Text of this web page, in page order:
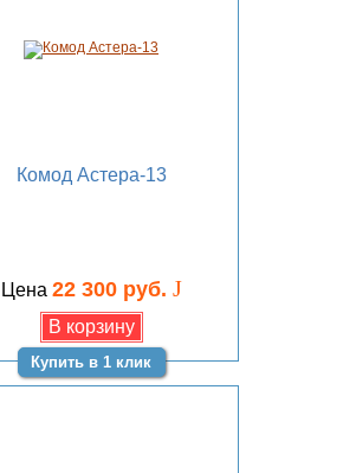
Комод Астера-13
Цена 22 300 руб. J
Купить в 1 клик